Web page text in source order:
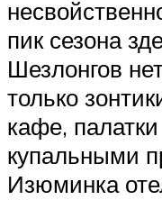
пик сезона
Шезлонгов
только
кафе,
купальными
Изюминка